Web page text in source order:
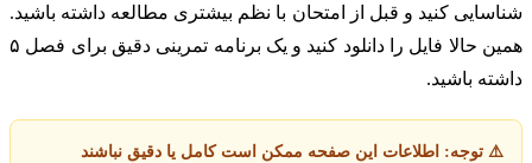
شناسایی کنید و قبل از امتحان با نظم بیشتری مطالعه داشته باشید.
همین حالا فایل را دانلود کنید و یک برنامه تمرینی دقیق برای فصل ۵
داشته باشید.
⚠️ توجه: اطلاعات این صفحه ممکن است کامل یا دقیق نباشند